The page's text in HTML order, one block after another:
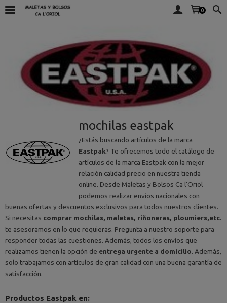
0
mochilas eastpak
¿Estás buscando artículos de la marca
Eastpak? Te ofrecemos todo el catálogo de
artículos de la marca Eastpak con la mejor
relación calidad precio en nuestra tienda
online. Desde Maletas y Bolsos Ca l'Oriol
podemos realizar envíos nacionales con
buenas ofertas y descuentos exclusivos para todos nuestros clientes.
Si necesitas comprar mochilas, maletas, riñoneras, ploumiers,etc.
te asesoramos en lo que requieras. Pregunta a nuestro soporte para
responder todas las cuestiones. Además, todos los envíos que
realizamos tienen la opción de entrega urgente a domicilio. Además,
solo trabajamos con artículos de gran calidad con una buena garantía de
satisfacción.
Productos Eastpak en: